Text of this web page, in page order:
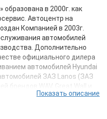
в 2000г. как
Автоцентр на
Компанией в 2003г.
автомобилей
Дополнительно
официального дилера
автомобилей Hyundai
ЗАЗ Lanos (ЗАЗ
брендов WAV, Great Wall и
официальным
Показать описание